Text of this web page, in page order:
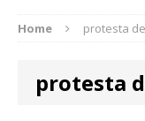
Home protesta
protesta